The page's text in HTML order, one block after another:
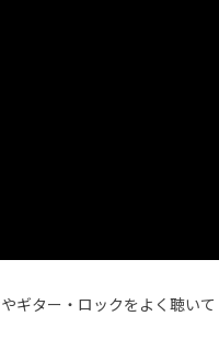
ギター・ロックをよく聴いて